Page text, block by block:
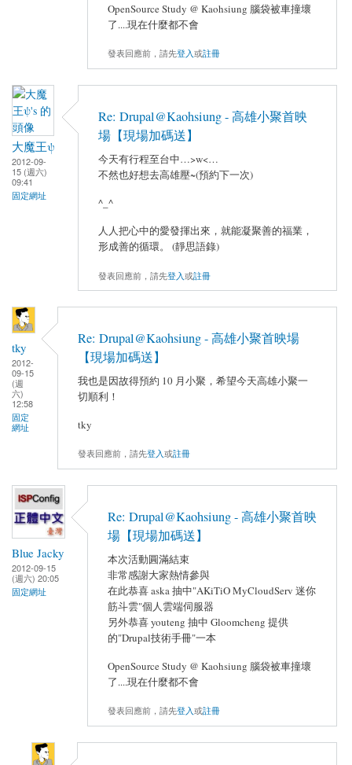
OpenSource Study @ Kaohsiung 腦袋被車撞壞
了....現在什麼都不會
發表回應前，請先登入或註冊
大魔王ψ
2012-09-
15 (週六)
09:41
固定網址
Re: Drupal@Kaohsiung - 高雄小聚首映
場【現場加碼送】
今天有行程至台中…>w<…
不然也好想去高雄壓~(預約下一次)
^_^
人人把心中的愛發揮出來，就能凝聚善的福業，
形成善的循環。 (靜思語錄)
發表回應前，請先登入或註冊
tky
2012-
09-15
(週
六)
12:58
固定
網址
Re: Drupal@Kaohsiung - 高雄小聚首映場
【現場加碼送】
我也是因故得預約 10 月小聚，希望今天高雄小聚一
切順利！
tky
發表回應前，請先登入或註冊
Blue Jacky
2012-09-15
(週六) 20:05
固定網址
Re: Drupal@Kaohsiung - 高雄小聚首映
場【現場加碼送】
本次活動圓滿結束
非常感謝大家熱情參與
在此恭喜 aska 抽中"AKiTiO MyCloudServ 迷你
筋斗雲"個人雲端伺服器
另外恭喜 youteng 抽中 Gloomcheng 提供
的"Drupal技術手冊"一本
OpenSource Study @ Kaohsiung 腦袋被車撞壞
了....現在什麼都不會
發表回應前，請先登入或註冊